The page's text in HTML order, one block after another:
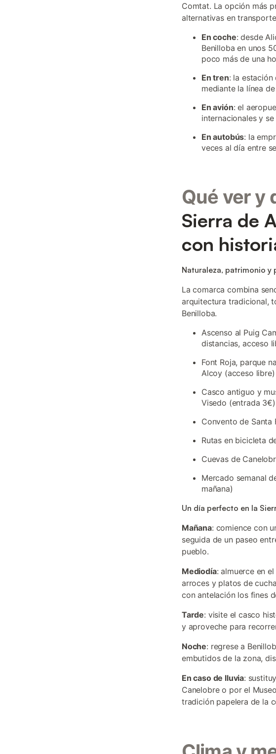
Comtat. La opción más
alternativas en
En coche: desde
Benilloba en unos
poco más de una
En tren: la
mediante la línea
En avión: el
internacionales y
En autobús: la
veces al día entre
Qué ver y
Sierra de
con
Naturaleza, patrimonio y
La comarca combina
arquitectura tradicional,
Benilloba.
Ascenso al Puig
distancias, acceso
Font Roja, parque
Alcoy (acceso libre)
Casco antiguo y
Visedo (entrada 3€)
Convento de Santa
Rutas en bicicleta
Cuevas de
Mercado semanal
mañana)
Un día perfecto en la
Mañana: comience con
seguida de un paseo
pueblo.
Mediodía: almuerce en
arroces y platos de
con antelación los fines
Tarde: visite el casco
y aproveche para
Noche: regrese a
embutidos de la zona,
En caso de lluvia:
Canelobre o por el
tradición papelera de la